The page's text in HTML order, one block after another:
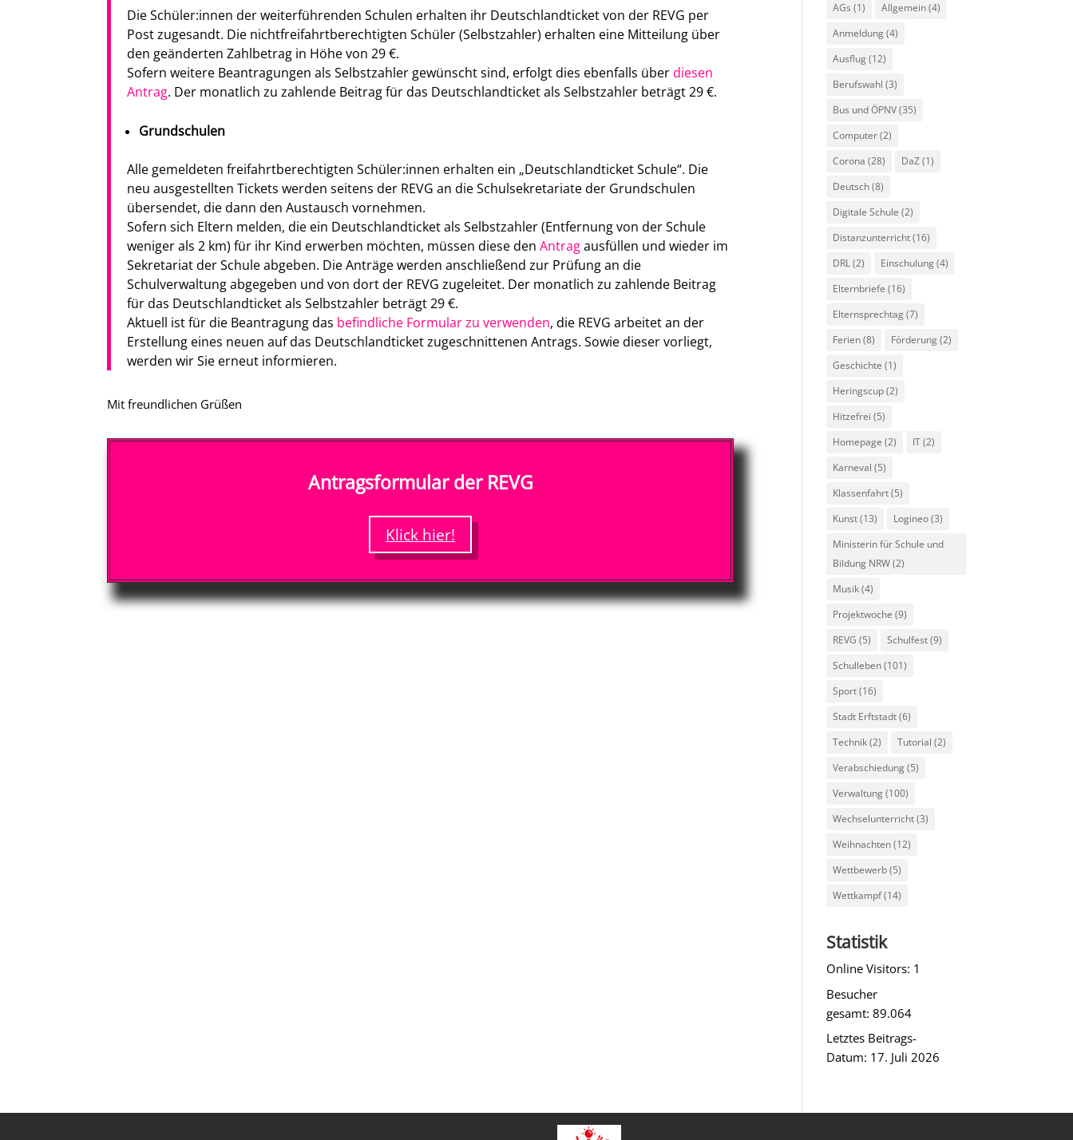
Die Schüler:innen der weiterführenden Schulen erhalten ihr Deutschlandticket von der REVG per
Post zugesandt. Die nichtfreifahrtberechtigten Schüler (Selbstzahler) erhalten eine Mitteilung über
den geänderten Zahlbetrag in Höhe von 29 €.
Sofern weitere Beantragungen als Selbstzahler gewünscht sind, erfolgt dies ebenfalls überdiesen
Antrag. Der monatlich zu zahlende Beitrag für das Deutschlandticket als Selbstzahler beträgt 29 €.
Grundschulen
Alle gemeldeten freifahrtberechtigten Schüler:innen erhalten ein „Deutschlandticket Schule“. Die
neu ausgestellten Tickets werden seitens der REVG an die Schulsekretariate der Grundschulen
übersendet, die dann den Austausch vornehmen.
Sofern sich Eltern melden, die ein Deutschlandticket als Selbstzahler (Entfernung von der Schule
weniger als 2 km) für ihr Kind erwerben möchten, müssen diese denAntragausfüllen und wieder im
Sekretariat der Schule abgeben. Die Anträge werden anschließend zur Prüfung an die
Schulverwaltung abgegeben und von dort der REVG zugeleitet. Der monatlich zu zahlende Beitrag
für das Deutschlandticket als Selbstzahler beträgt 29 €.
Aktuell ist für die Beantragung das befindliche Formular zu verwenden, die REVG arbeitet an der
Erstellung eines neuen auf das Deutschlandticket zugeschnittenen Antrags. Sowie dieser vorliegt,
werden wir Sie erneut informieren.
Mit freundlichen Grüßen
Antragsformular der REVG
Klick hier!
AGs (1) Allgemein(4)
Anmeldung(4)
Ausflug(12)
Berufswahl (3)
Bus und ÖPNV(35)
Computer(2)
Corona (28) DaZ(1)
Deutsch(8)
Digitale Schule (2)
Distanzunterricht(16)
DRL(2) Einschulung(4)
Elternbriefe (16)
Elternsprechtag(7)
Ferien(8) Förderung(2)
Geschichte (1)
Heringscup(2)
Hitzefrei (5)
Homepage (2) IT(2)
Karneval (5)
Klassenfahrt(5)
Kunst(13) Logineo(3)
Ministerin für Schule und
Bildung NRW(2)
Musik(4)
Projektwoche (9)
REVG (5) Schulfest(9)
Schulleben(101)
Sport(16)
Stadt Erftstadt(6)
Technik(2) Tutorial (2)
Verabschiedung(5)
Verwaltung(100)
Wechselunterricht(3)
Weihnachten(12)
Wettbewerb(5)
Wettkampf(14)
Statistik
Online Visitors: 1
Besucher
gesamt:89.064
Letztes Beitrags-
Datum: 17. Juli 2026